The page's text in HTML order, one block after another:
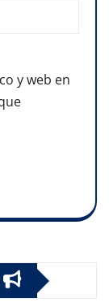
y web en